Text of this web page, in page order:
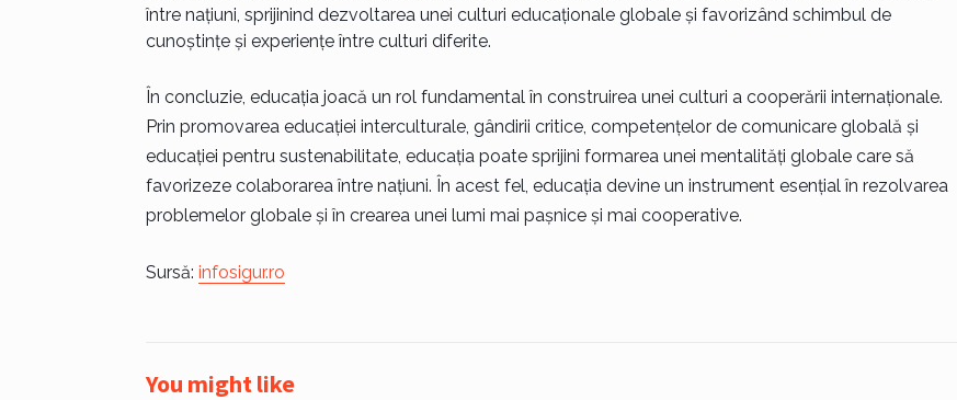
între națiuni, sprijinind dezvoltarea unei culturi educaționale globale și favorizând schimbul de
cunoștințe și experiențe între culturi diferite.
În concluzie, educația joacă un rol fundamental în construirea unei culturi a cooperării internaționale.
Prin promovarea educației interculturale, gândirii critice, competențelor de comunicare globală și
educației pentru sustenabilitate, educația poate sprijini formarea unei mentalități globale care să
favorizeze colaborarea între națiuni. În acest fel, educația devine un instrument esențial în rezolvarea
problemelor globale și în crearea unei lumi mai pașnice și mai cooperative.
Sursă: infosigur.ro
You might like